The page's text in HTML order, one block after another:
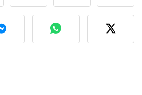
la foto de esta